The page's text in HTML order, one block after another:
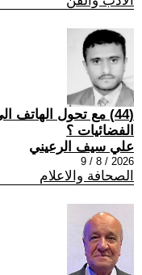
(44) مع تحول الهاتف
الفضائيات ؟
علي سيف الرعيني
2026 / 8 / 9
الصحافة والاعلام